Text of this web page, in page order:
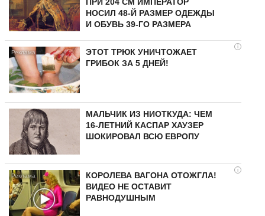
НОСИЛ 48-Й РАЗМЕР ОДЕЖДЫ
И ОБУВЬ 39-ГО РАЗМЕРА
i
ЭТОТ ТРЮК УНИЧТОЖАЕТ
ГРИБОК ЗА 5 ДНЕЙ!
МАЛЬЧИК ИЗ НИОТКУДА: ЧЕМ
16-ЛЕТНИЙ КАСПАР ХАУЗЕР
ШОКИРОВАЛ ВСЮ ЕВРОПУ
i
КОРОЛЕВА ВАГОНА ОТОЖГЛА!
ВИДЕО НЕ ОСТАВИТ
РАВНОДУШНЫМ